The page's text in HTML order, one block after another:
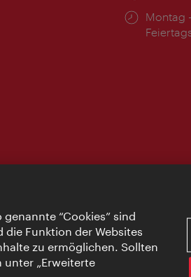
Montag
“Cookies” sind
Funktion der Websites
zu ermöglichen. Sollten
unter „Erweiterte